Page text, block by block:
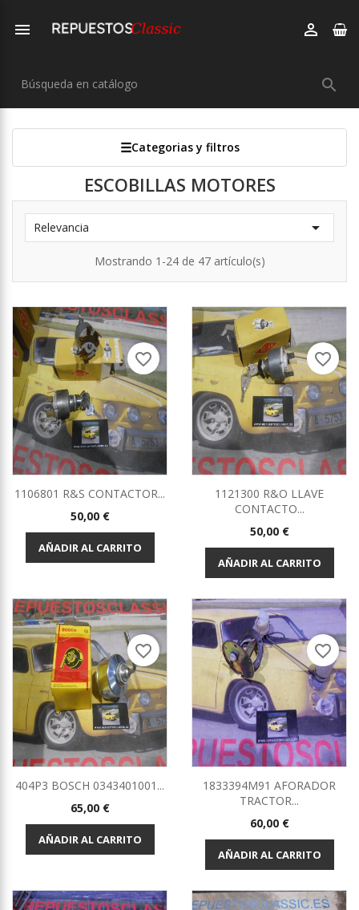
 

Categorias y filtros
ESCOBILLAS MOTORES
Relevancia 
Mostrando 1-24 de 47 artículo(s)
1106801 R&S CONTACTOR...
Precio
50,00 €
AÑADIR AL CARRITO
favorite_border
1121300 R&O LLAVE
CONTACTO...
Precio
50,00 €
AÑADIR AL CARRITO
favorite_border
404P3 BOSCH 0343401001...
Precio
65,00 €
AÑADIR AL CARRITO
favorite_border
1833394M91 AFORADOR
TRACTOR...
Precio
60,00 €
AÑADIR AL CARRITO
favorite_border